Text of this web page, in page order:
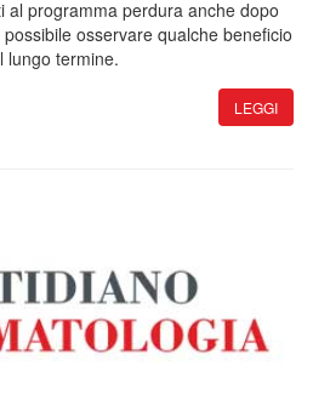
al programma perdura anche dopo
osservare qualche beneficio
lungo termine.
LEGGI